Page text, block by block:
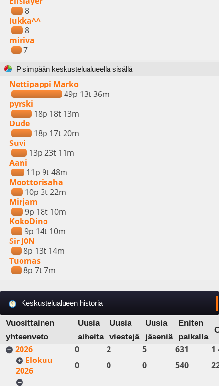
8
Jukka^^
8
miriva
7
Pisimpään keskustelualueella sisällä
Nettipappi Marko
49p 13t 36m
pyrski
18p 18t 13m
Dude
18p 17t 20m
Suvi
13p 23t 11m
Aani
11p 9t 48m
Moottorisaha
10p 3t 22m
Mirjam
9p 18t 10m
KokoDino
9p 14t 10m
Sir J0N
8p 13t 14m
Tuomas
8p 7t 7m
Keskustelualueen historia
Vuosittainen
yhteenveto
Uusia
aiheita
Uusia
viestejä
Uusia
jäseniä
Eniten
paikalla
2026 0 2 5 631
1
Elokuu
2026
0 0 0 540